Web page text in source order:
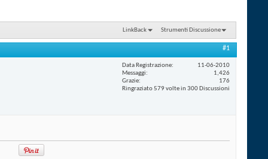
LinkBack Strumenti Discussione
#1
Data Registrazione
11-06-2010
Messaggi
1,426
Grazie
176
Ringraziato 579 volte in 300 Discussioni